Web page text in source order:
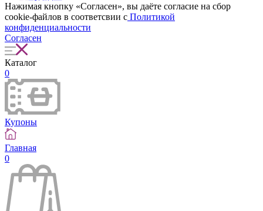
Нажимая кнопку «Согласен», вы даёте cогласие на сбор
cookie-файлов в соответсвии с Политикой
конфиденциальности
Согласен
Каталог
0
Купоны
Главная
0